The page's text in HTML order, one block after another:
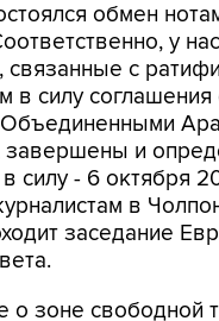
обмен
у
с
в силу
Объединенными
и
в силу - 6 октября
в
заседание
о зоне свободной